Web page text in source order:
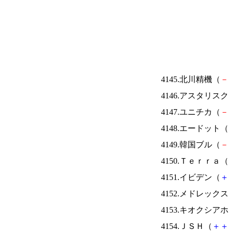
4145.北川精機（ －
4146.アスタリス
4147.ユニチカ（ －
4148.エードット（
4149.韓国ブル（ －
4150.Ｔｅｒｒａ（
4151.イビデン（ ＋
4152.メドレック
4153.キオクシア
4154.ＪＳＨ（ ＋ ＋